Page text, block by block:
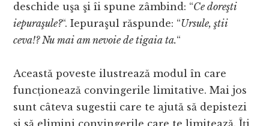
deschide uşa şi îi spune zâmbind: “Ce doreşti
iepuraşule?“. Iepuraşul răspunde: “Ursule, ştii
ceva!? Nu mai am nevoie de tigaia ta.“
Această poveste ilustrează modul în care
funcționează convingerile limitative. Mai jos
sunt câteva sugestii care te ajută să depistezi